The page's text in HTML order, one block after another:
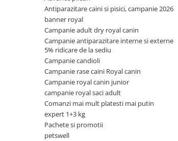
Antiparazitare interne si externe
Diverse caini
Suplimente nutritive, vitamine
Lapte Caini
Hrana economica caini
Accesorii caini
Castroane si boluri pentru apa si
Antiparazitare interne si externe
Diverse pisici
Suplimente nutritive, vitamine
Igiena si ingrijire pisici
Asternut litiera / Nisip / Silicat
Curatare Ochi
Igiena Interior
Igiena Pisici
Antiparazitare caini si pisici, campanie 2026
banner royal
Campanie adult dry royal canin
Campanie antiparazitare interne si externe
5% ridicare de la sediu
Campanie candioli
Campanie rase caini Royal canin
Campanie royal canin junior
campanie royal saci adult
Comanzi mai mult platesti mai putin
expert 1+3 kg
Pachete si promotii
petswell